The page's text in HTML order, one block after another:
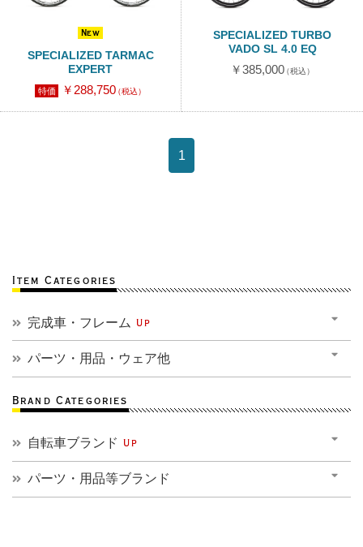
New
SPECIALIZED TARMAC
EXPERT
特価 ￥288,750（税込）
SPECIALIZED TURBO
VADO SL 4.0 EQ
￥385,000（税込）
1
Item Categories
完成車・フレーム Up
パーツ・用品・ウェア他
Brand Categories
自転車ブランド Up
パーツ・用品等ブランド